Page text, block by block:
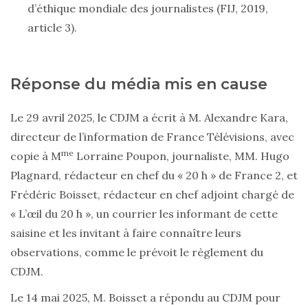
d’éthique mondiale des journalistes (FIJ, 2019,
article 3).
Réponse du média mis en cause
Le 29 avril 2025, le CDJM a écrit à M. Alexandre Kara,
directeur de l’information de France Télévisions, avec
copie à Mme Lorraine Poupon, journaliste, MM. Hugo
Plagnard, rédacteur en chef du « 20 h » de France 2, et
Frédéric Boisset, rédacteur en chef adjoint chargé de
« L’œil du 20 h », un courrier les informant de cette
saisine et les invitant à faire connaître leurs
observations, comme le prévoit le règlement du
CDJM.
Le 14 mai 2025, M. Boisset a répondu au CDJM pour